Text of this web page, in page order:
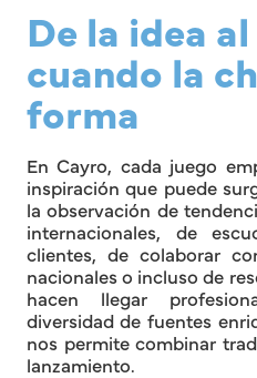
De la idea
cuando la
forma
En Cayro, cada juego
inspiración que puede
la observación de
internacionales, de
clientes, de colaborar
nacionales o incluso de
hacen llegar
diversidad de fuentes
nos permite combinar
lanzamiento.